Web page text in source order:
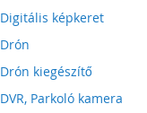
Digitális képkeret
Drón
Drón kiegészítő
DVR, Parkoló kamera